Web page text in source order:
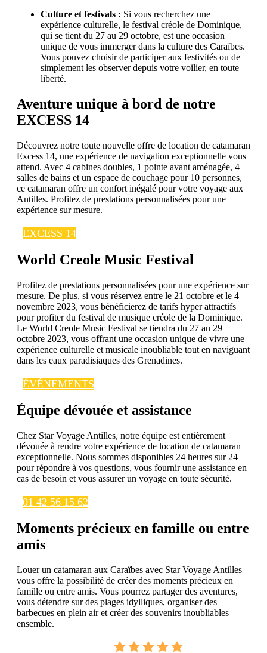
Culture et festivals : Si vous recherchez une
expérience culturelle, le festival créole de Dominique,
qui se tient du 27 au 29 octobre, est une occasion
unique de vous immerger dans la culture des Caraïbes.
Vous pouvez choisir de participer aux festivités ou de
simplement les observer depuis votre voilier, en toute
liberté.
Aventure unique à bord de notre
EXCESS 14
Découvrez notre toute nouvelle offre de location de catamaran
Excess 14, une expérience de navigation exceptionnelle vous
attend. Avec 4 cabines doubles, 1 pointe avant aménagée, 4
salles de bains et un espace de couchage pour 10 personnes,
ce catamaran offre un confort inégalé pour votre voyage aux
Antilles. Profitez de prestations personnalisées pour une
expérience sur mesure.
EXCESS 14
World Creole Music Festival
Profitez de prestations personnalisées pour une expérience sur
mesure. De plus, si vous réservez entre le 21 octobre et le 4
novembre 2023, vous bénéficierez de tarifs hyper attractifs
pour profiter du festival de musique créole de la Dominique.
Le World Creole Music Festival se tiendra du 27 au 29
octobre 2023, vous offrant une occasion unique de vivre une
expérience culturelle et musicale inoubliable tout en naviguant
dans les eaux paradisiaques des Grenadines.
ÉVÉNEMENTS
Équipe dévouée et assistance
Chez Star Voyage Antilles, notre équipe est entièrement
dévouée à rendre votre expérience de location de catamaran
exceptionnelle. Nous sommes disponibles 24 heures sur 24
pour répondre à vos questions, vous fournir une assistance en
cas de besoin et vous assurer un voyage en toute sécurité.
01 42 56 15 62
Moments précieux en famille ou entre
amis
Louer un catamaran aux Caraïbes avec Star Voyage Antilles
vous offre la possibilité de créer des moments précieux en
famille ou entre amis. Vous pourrez partager des aventures,
vous détendre sur des plages idylliques, organiser des
barbecues en plein air et créer des souvenirs inoubliables
ensemble.